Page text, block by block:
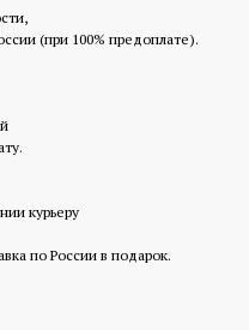
(при 100% предоплате).
курьеру
по России в подарок.